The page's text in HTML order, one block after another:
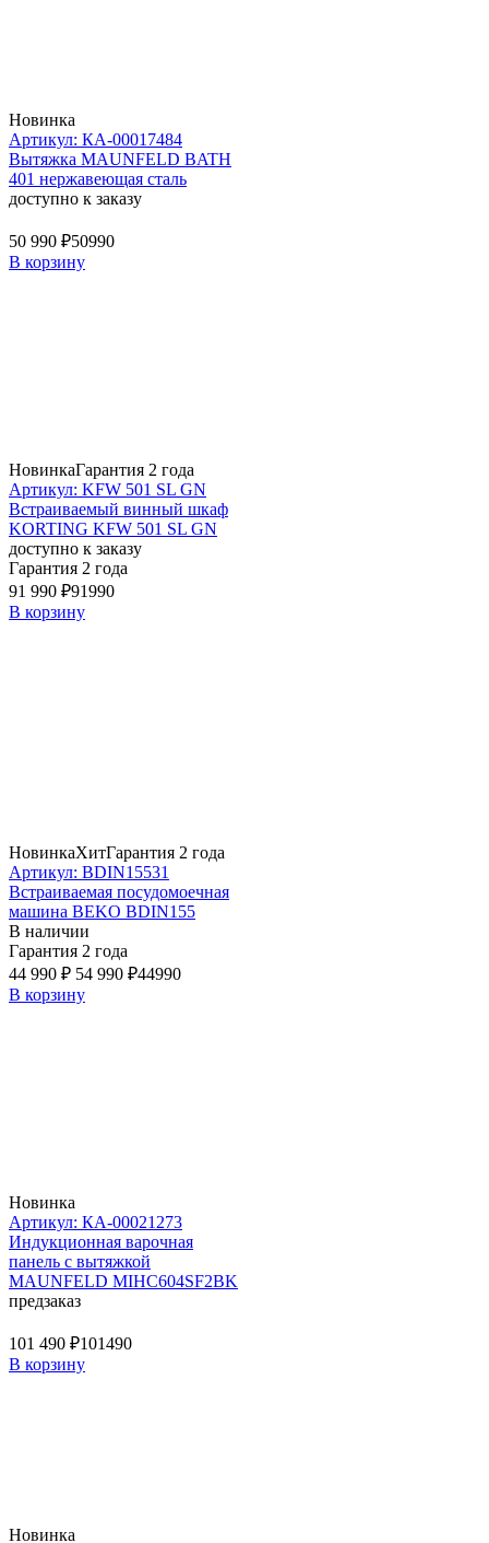
Новинка
Артикул: КА-00017484
Вытяжка MAUNFELD BATH
401 нержавеющая сталь
доступно к заказу
50 990 ₽50990
В корзину
НовинкаГарантия 2 года
Артикул: KFW 501 SL GN
Встраиваемый винный шкаф
KORTING KFW 501 SL GN
доступно к заказу
Гарантия 2 года
91 990 ₽91990
В корзину
НовинкаХитГарантия 2 года
Артикул: BDIN15531
Встраиваемая посудомоечная
машина BEKO BDIN155
В наличии
Гарантия 2 года
44 990 ₽ 54 990 ₽44990
В корзину
Новинка
Артикул: КА-00021273
Индукционная варочная
панель с вытяжкой
MAUNFELD MIHC604SF2BK
предзаказ
101 490 ₽101490
В корзину
Новинка